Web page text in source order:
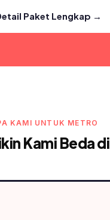
Paket Lengkap →
KAMI UNTUK METRO
Kami Beda di